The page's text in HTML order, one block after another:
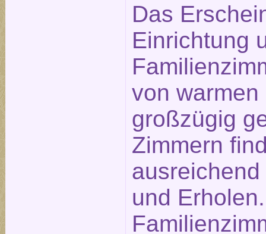
Das
Einrichtung
von
großzügig
Zimmern
und